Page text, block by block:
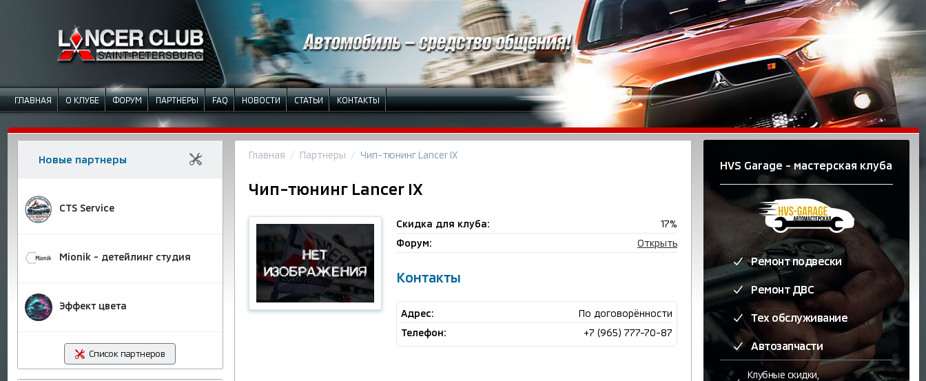
ГЛАВНАЯ О КЛУБЕ ФОРУМ ПАРТНЕРЫ FAQ НОВОСТИ СТАТЬИ КОНТАКТЫ
Новые партнеры
CTS Service
Mionik - детейлинг студия
Эффект цвета
Список партнеров
Главная Партнеры Чип-тюнинг Lancer IX
Чип-тюнинг Lancer IX
Скидка для клуба: 17%
Форум:
Открыть
Контакты
Адрес:
По договорённости
Телефон:
+7 (965) 777-70-87
HVS Garage - мастерская клуба
Ремонт подвески
Ремонт ДВС
Тех обслуживание
Автозапчасти
Клубные скидки,